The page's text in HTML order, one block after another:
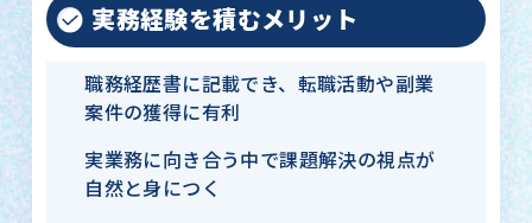
実務経験を積むメリット
職務経歴書に記載でき、転職活動や副業
案件の獲得に有利
実業務に向き合う中で課題解決の視点が
自然と身につく